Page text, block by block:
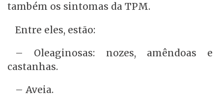
também os sintomas da TPM.
Entre eles, estão:
– Oleaginosas: nozes, amêndoas e
castanhas.
– Aveia.